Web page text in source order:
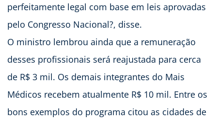
perfeitamente legal com base em leis aprovadas
pelo Congresso Nacional?, disse.
O ministro lembrou ainda que a remuneração
desses profissionais será reajustada para cerca
de R$ 3 mil. Os demais integrantes do Mais
Médicos recebem atualmente R$ 10 mil. Entre os
bons exemplos do programa citou as cidades de